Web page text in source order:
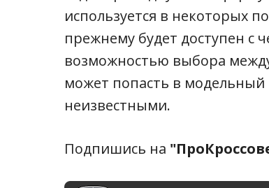
используется в некоторых
прежнему будет доступен с
возможностью выбора
может попасть в модельный
неизвестными.
Подпишись на